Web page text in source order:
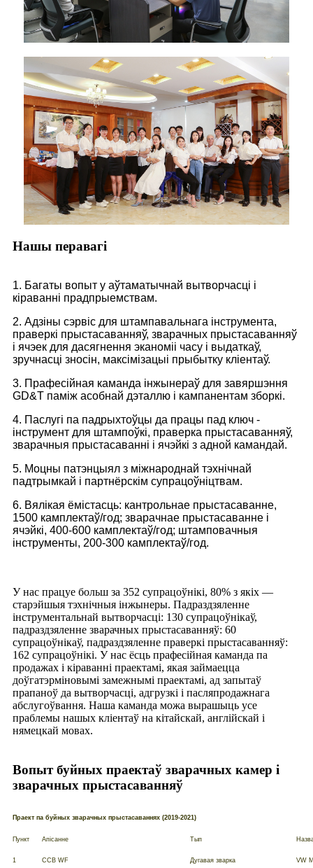
Нашы перавагі
1. Багаты вопыт у аўтаматычнай вытворчасці і
кіраванні прадпрыемствам.
2. Адзіны сэрвіс для штампавальнага інструмента,
праверкі прыстасаванняў, зварачных прыстасаванняў
і ячэек для дасягнення эканоміі часу і выдаткаў,
зручнасці зносін, максімізацыі прыбытку кліентаў.
3. Прафесійная каманда інжынераў для завяршэння
GD&T паміж асобнай дэталлю і кампанентам зборкі.
4. Паслугі па падрыхтоўцы да працы пад ключ -
інструмент для штампоўкі, праверка прыстасаванняў,
зварачныя прыстасаванні і ячэйкі з адной камандай.
5. Моцны патэнцыял з міжнароднай тэхнічнай
падтрымкай і партнёрскім супрацоўніцтвам.
6. Вялікая ёмістасць: кантрольнае прыстасаванне,
1500 камплектаў/год; зварачнае прыстасаванне і
ячэйкі, 400-600 камплектаў/год; штамповачныя
інструменты, 200-300 камплектаў/год.
У нас працуе больш за 352 супрацоўнікі, 80% з якіх —
старэйшыя тэхнічныя інжынеры. Падраздзяленне
інструментальнай вытворчасці: 130 супрацоўнікаў,
падраздзяленне зварачных прыстасаванняў: 60
супрацоўнікаў, падраздзяленне праверкі прыстасаванняў:
162 супрацоўнікі. У нас ёсць прафесійная каманда па
продажах і кіраванні праектамі, якая займаецца
доўгатэрміновымі замежнымі праектамі, ад запытаў
прапаноў да вытворчасці, адгрузкі і пасляпродажнага
абслугоўвання. Наша каманда можа вырашыць усе
праблемы нашых кліентаў на кітайскай, англійскай і
нямецкай мовах.
Вопыт буйных праектаў зварачных камер і
зварачных прыстасаванняў
Праект па буйных зварачных прыстасаваннях (2019-2021)
Пункт Апісанне Тып
1 CCB WF Дугавая зварка VW